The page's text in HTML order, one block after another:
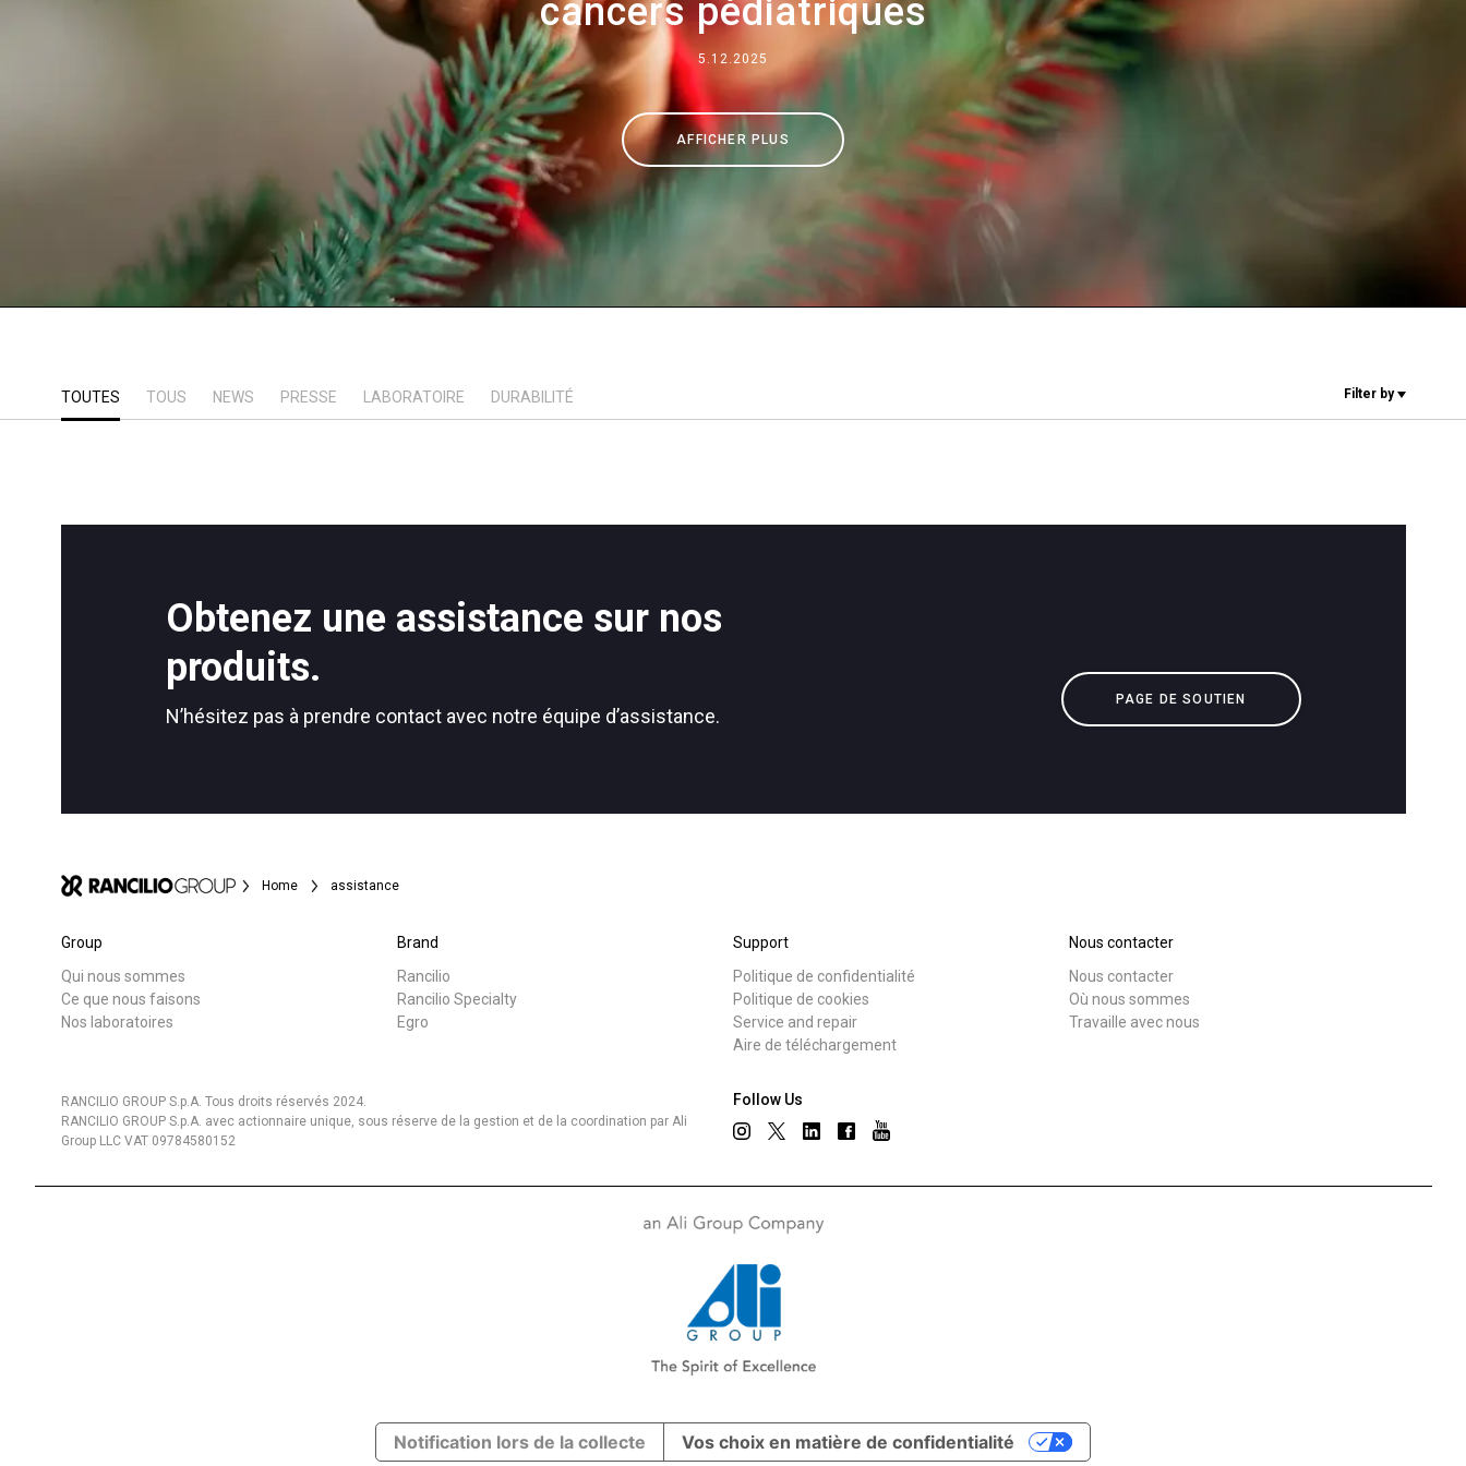
cancers pédiatriques
5.12.2025
AFFICHER PLUS
TOUTES TOUS NEWS PRESSE LABORATOIRE DURABILITÉ Filter by
Obtenez une assistance sur nos
produits.
N’hésitez pas à prendre contact avec notre équipe d’assistance.
PAGE DE SOUTIEN
Home assistance
Group
Qui nous sommes
Ce que nous faisons
Nos laboratoires
Brand
Rancilio
Rancilio Specialty
Egro
Support
Politique de confidentialité
Politique de cookies
Service and repair
Aire de téléchargement
Nous contacter
Nous contacter
Où nous sommes
Travaille avec nous
Follow Us
RANCILIO GROUP S.p.A. Tous droits réservés 2024.
RANCILIO GROUP S.p.A. avec actionnaire unique, sous réserve de la gestion et de la coordination par Ali
Group LLC VAT 09784580152
Où nous sommes
Travaille avec nous
laboratoires
Durabilité
Connect
Nous contacter
Notification lors de la collecte Vos choix en matière de confidentialité